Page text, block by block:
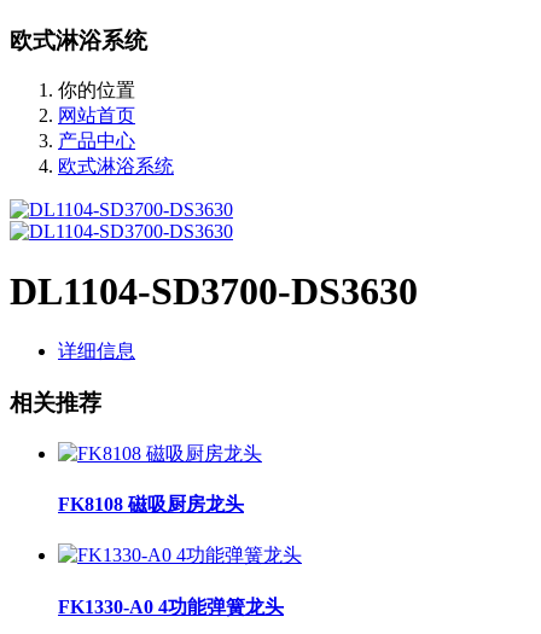
欧式淋浴系统
你的位置
网站首页
产品中心
欧式淋浴系统
DL1104-SD3700-DS3630
详细信息
相关推荐
FK8108 磁吸厨房龙头
FK1330-A0 4功能弹簧龙头